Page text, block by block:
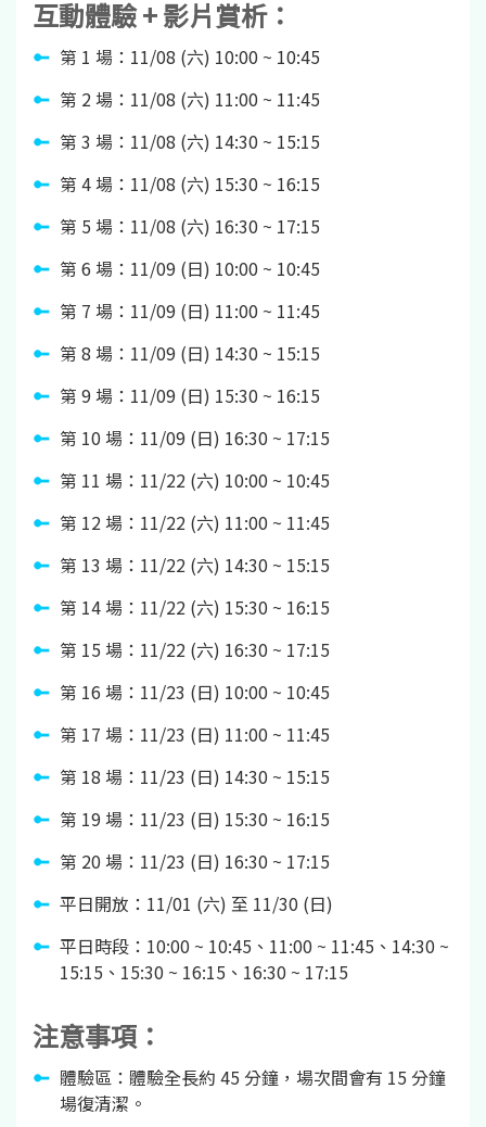
互動體驗 + 影片賞析：
第 1 場：11/08 (六) 10:00 ~ 10:45
第 2 場：11/08 (六) 11:00 ~ 11:45
第 3 場：11/08 (六) 14:30 ~ 15:15
第 4 場：11/08 (六) 15:30 ~ 16:15
第 5 場：11/08 (六) 16:30 ~ 17:15
第 6 場：11/09 (日) 10:00 ~ 10:45
第 7 場：11/09 (日) 11:00 ~ 11:45
第 8 場：11/09 (日) 14:30 ~ 15:15
第 9 場：11/09 (日) 15:30 ~ 16:15
第 10 場：11/09 (日) 16:30 ~ 17:15
第 11 場：11/22 (六) 10:00 ~ 10:45
第 12 場：11/22 (六) 11:00 ~ 11:45
第 13 場：11/22 (六) 14:30 ~ 15:15
第 14 場：11/22 (六) 15:30 ~ 16:15
第 15 場：11/22 (六) 16:30 ~ 17:15
第 16 場：11/23 (日) 10:00 ~ 10:45
第 17 場：11/23 (日) 11:00 ~ 11:45
第 18 場：11/23 (日) 14:30 ~ 15:15
第 19 場：11/23 (日) 15:30 ~ 16:15
第 20 場：11/23 (日) 16:30 ~ 17:15
平日開放：11/01 (六) 至 11/30 (日)
平日時段：10:00 ~ 10:45、11:00 ~ 11:45、14:30 ~
15:15、15:30 ~ 16:15、16:30 ~ 17:15
注意事項：
體驗區：體驗全長約 45 分鐘，場次間會有 15 分鐘
場復清潔。